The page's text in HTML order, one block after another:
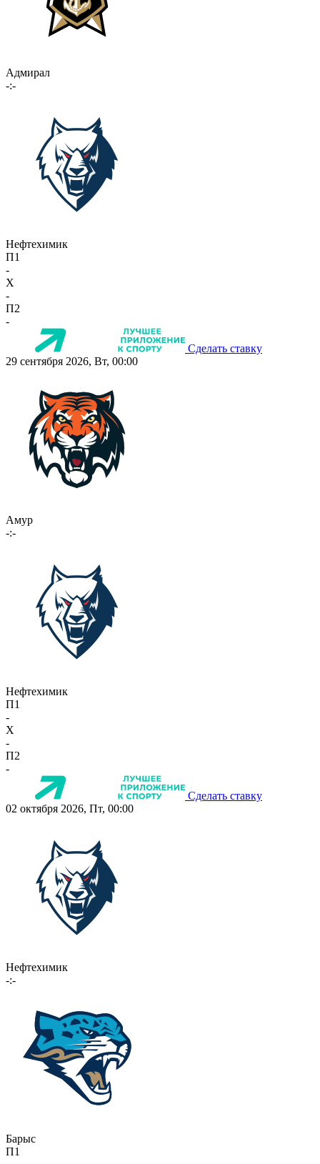
Адмирал
-:-
Нефтехимик
П1
-
X
-
П2
-
Сделать ставку
29 сентября 2026, Вт, 00:00
Амур
-:-
Нефтехимик
П1
-
X
-
П2
-
Сделать ставку
02 октября 2026, Пт, 00:00
Нефтехимик
-:-
Барыс
П1